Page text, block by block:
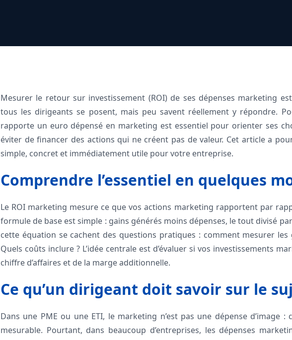
Mesurer le retour sur investissement (ROI) de ses dépenses marketing
tous les dirigeants se posent, mais peu savent réellement y répondre.
rapporte un euro dépensé en marketing est essentiel pour orienter ses
éviter de financer des actions qui ne créent pas de valeur. Cet article a
simple, concret et immédiatement utile pour votre entreprise.
Comprendre l’essentiel en quelques
Le ROI marketing mesure ce que vos actions marketing rapportent par
formule de base est simple : gains générés moins dépenses, le tout divisé
cette équation se cachent des questions pratiques : comment mesurer les
Quels coûts inclure ? L’idée centrale est d’évaluer si vos investissements
chiffre d’affaires et de la marge additionnelle.
Ce qu’un dirigeant doit savoir sur le
Dans une PME ou une ETI, le marketing n’est pas une dépense d’image :
mesurable. Pourtant, dans beaucoup d’entreprises, les dépenses